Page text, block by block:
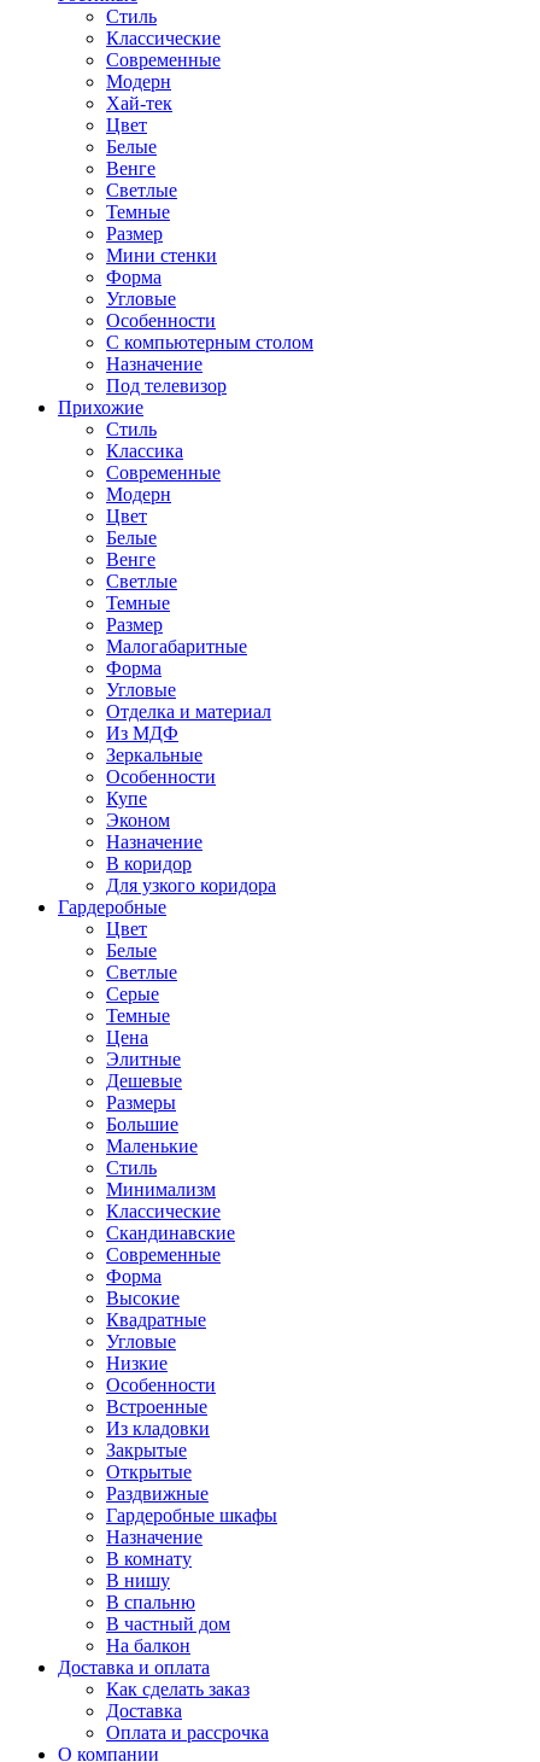
Стиль
Классические
Современные
Модерн
Хай-тек
Цвет
Белые
Венге
Светлые
Темные
Размер
Мини стенки
Форма
Угловые
Особенности
С компьютерным столом
Назначение
Под телевизор
Прихожие
Стиль
Классика
Современные
Модерн
Цвет
Белые
Венге
Светлые
Темные
Размер
Малогабаритные
Форма
Угловые
Отделка и материал
Из МДФ
Зеркальные
Особенности
Купе
Эконом
Назначение
В коридор
Для узкого коридора
Гардеробные
Цвет
Белые
Светлые
Серые
Темные
Цена
Элитные
Дешевые
Размеры
Большие
Маленькие
Стиль
Минимализм
Классические
Скандинавские
Современные
Форма
Высокие
Квадратные
Угловые
Низкие
Особенности
Встроенные
Из кладовки
Закрытые
Открытые
Раздвижные
Гардеробные шкафы
Назначение
В комнату
В нишу
В спальню
В частный дом
На балкон
Доставка и оплата
Как сделать заказ
Доставка
Оплата и рассрочка
О компании